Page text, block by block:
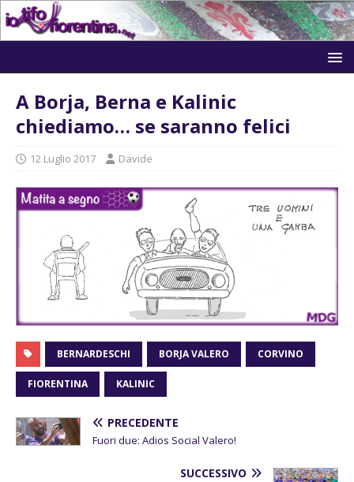
A Borja, Berna e Kalinic
chiediamo… se saranno felici
12 Luglio 2017 Davide
BERNARDESCHI BORJA VALERO CORVINO
FIORENTINA KALINIC
PRECEDENTE
Fuori due: Adios Social Valero!
SUCCESSIVO